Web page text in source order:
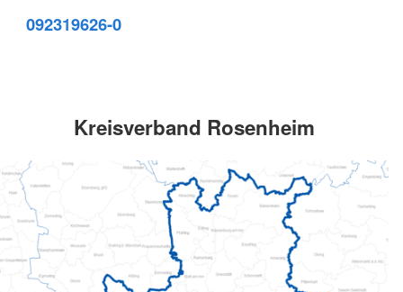
092319626-0
Kreisverband Rosenheim